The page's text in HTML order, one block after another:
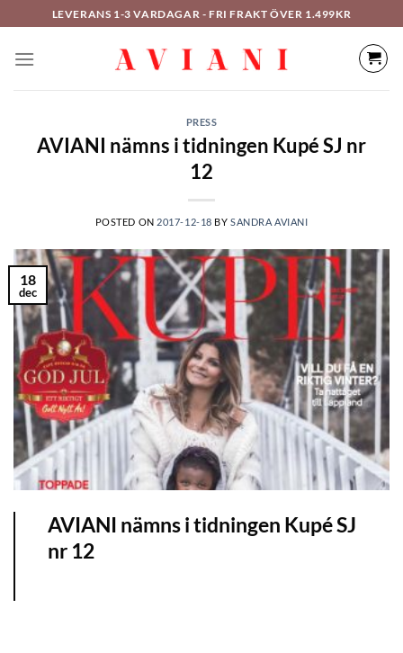
till
innehåll
LEVERANS 1-3 VARDAGAR - FRI FRAKT ÖVER 1.499KR
PRESS
AVIANI nämns i tidningen Kupé SJ nr
12
POSTED ON 2017-12-18 BYSANDRA AVIANI
18
dec
AVIANI nämns i tidningen Kupé SJ
nr 12